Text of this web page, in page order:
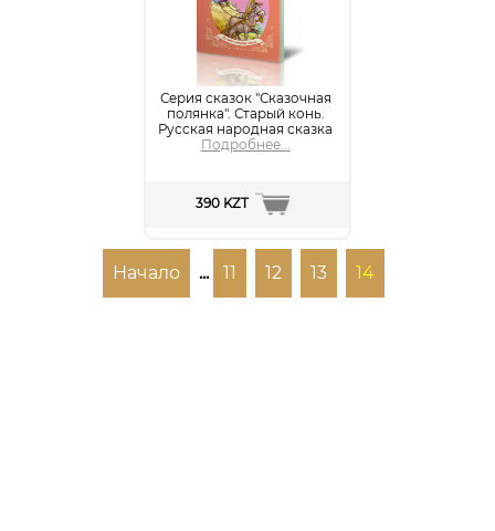
Серия сказок "Сказочная
полянка". Старый конь.
Русская народная сказка
Подробнее...
390 KZT
Начало ... 11 12 13 14